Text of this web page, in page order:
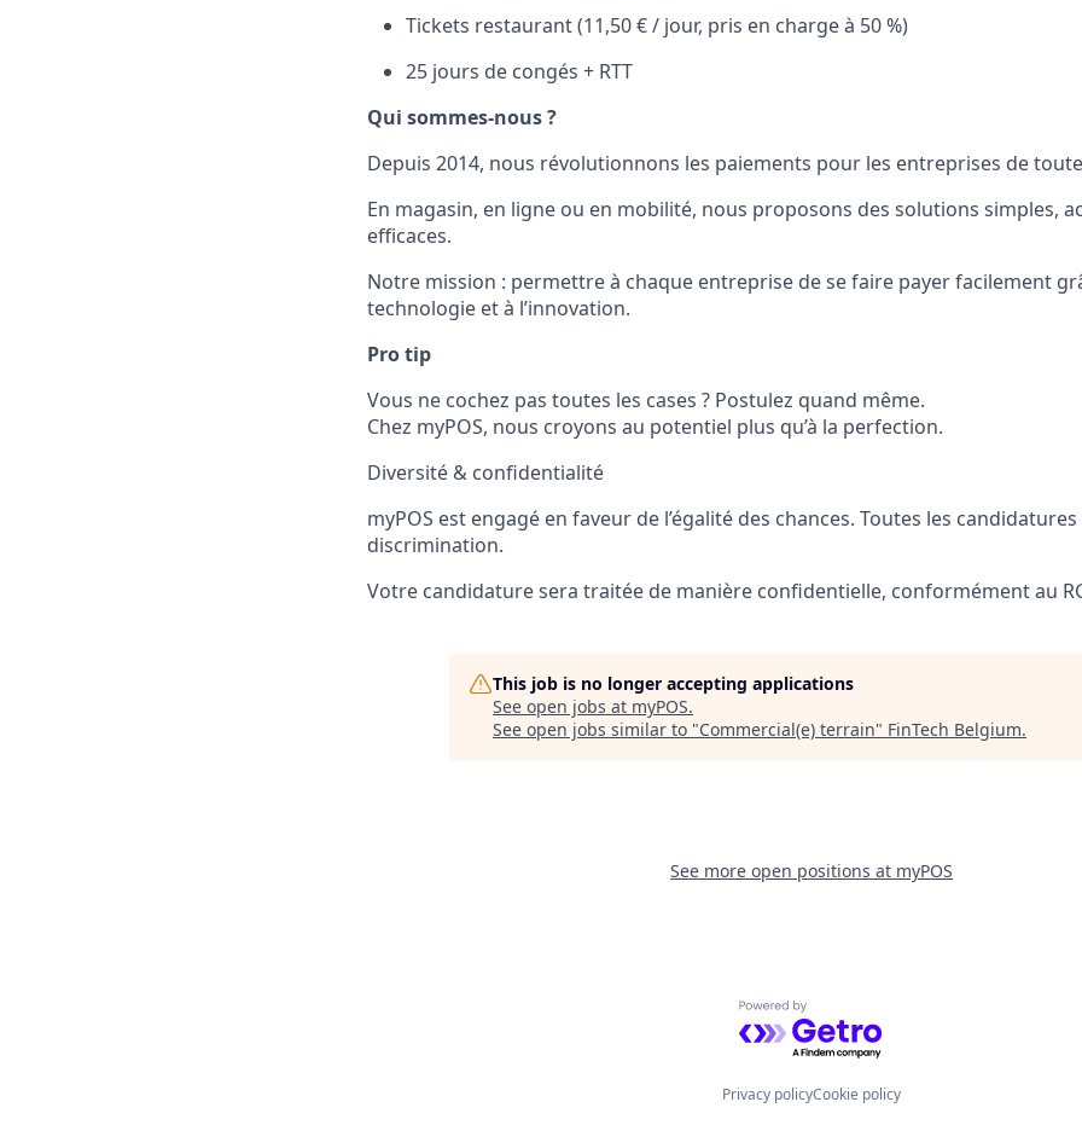
Tickets restaurant (11,50 € / jour, pris en charge à 50 %)
25 jours de congés + RTT
Qui sommes-nous ?
Depuis 2014, nous révolutionnons les paiements pour les entreprises de
En magasin, en ligne ou en mobilité, nous proposons des solutions simples,
efficaces.
Notre mission : permettre à chaque entreprise de se faire payer facilement
technologie et à l’innovation.
Pro tip
Vous ne cochez pas toutes les cases ? Postulez quand même.
Chez myPOS, nous croyons au potentiel plus qu’à la perfection.
Diversité & confidentialité
myPOS est engagé en faveur de l’égalité des chances. Toutes les
discrimination.
Votre candidature sera traitée de manière confidentielle, conformément au
This job is no longer accepting applications
See open jobs at myPOS.
See open jobs similar to "Commercial(e) terrain" FinTech Belgium.
See more open positions at myPOS
Powered by Getro.com
Privacy policyCookie policy